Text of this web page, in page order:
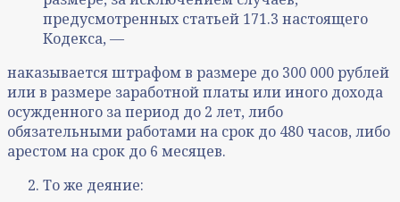
предусмотренных статьей 171.3 настоящего
Кодекса, —
наказывается штрафом в размере до 300 000 рублей
или в размере заработной платы или иного дохода
осужденного за период до 2 лет, либо
обязательными работами на срок до 480 часов, либо
арестом на срок до 6 месяцев.
То же деяние: